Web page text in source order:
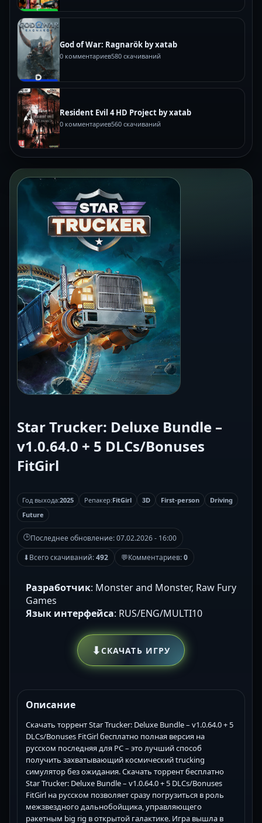
God of War: Ragnarök by xatab
0 комментариев580 скачиваний
Resident Evil 4 HD Project by xatab
0 комментариев560 скачиваний
Star Trucker: Deluxe Bundle –
v1.0.64.0 + 5 DLCs/Bonuses
FitGirl
Год выхода:2025 Репакер:FitGirl 3D First-person
Driving
Future
🕒Последнее обновление:07.02.2026 - 16:00
⬇Всего скачиваний:492 💬Комментариев:0
Разработчик: Monster and Monster, Raw Fury
Games
Язык интерфейса: RUS/ENG/MULTI10
⬇СКАЧАТЬ ИГРУ
Описание
Скачать торрент Star Trucker: Deluxe Bundle – v1.0.64.0 + 5
DLCs/Bonuses FitGirl бесплатно полная версия на
русском последняя для PC – это лучший способ
получить захватывающий космический trucking
симулятор без ожидания. Скачать торрент бесплатно
Star Trucker: Deluxe Bundle – v1.0.64.0 + 5 DLCs/Bonuses
FitGirl на русском позволяет сразу погрузиться в роль
межзвездного дальнобойщика, управляющего
ракетным big rig в открытой галактике. Игра вышла в